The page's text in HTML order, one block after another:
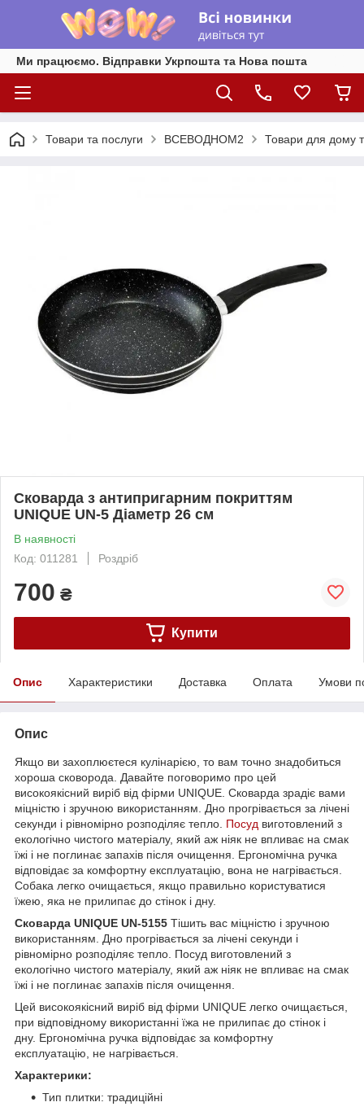
Ми працюємо. Відправки Укрпошта та Нова пошта
Товари та послуги ВСЕВОДНОМ2 Товари для дому
Сковарда з антипригарним покриттям
UNIQUE UN-5 Діаметр 26 см
В наявності
Код: 011281
Роздріб
700 ₴
Купити
Опис Характеристики Доставка Оплата Умови
Опис
Якщо ви захоплюєтеся кулінарією, то вам точно знадобиться
хороша сковорода. Давайте поговоримо про цей
високоякісний виріб від фірми UNIQUE. Сковарда зрадіє вами
міцністю і зручною використанням. Дно прогрівається за лічені
секунди і рівномірно розподіляє тепло. Посуд виготовлений з
екологічно чистого матеріалу, який аж ніяк не впливає на смак
їжі і не поглинає запахів після очищення. Ергономічна ручка
відповідає за комфортну експлуатацію, вона не нагрівається.
Собака легко очищається, якщо правильно користуватися
їжею, яка не прилипає до стінок і дну.
Сковарда UNIQUE UN-5155 Тішить вас міцністю і зручною
використанням. Дно прогрівається за лічені секунди і
рівномірно розподіляє тепло. Посуд виготовлений з
екологічно чистого матеріалу, який аж ніяк не впливає на смак
їжі і не поглинає запахів після очищення.
Цей високоякісний виріб від фірми UNIQUE легко очищається,
при відповідному використанні їжа не прилипає до стінок і
дну. Ергономічна ручка відповідає за комфортну
експлуатацію, не нагрівається.
Характерики:
Тип плитки: традиційні